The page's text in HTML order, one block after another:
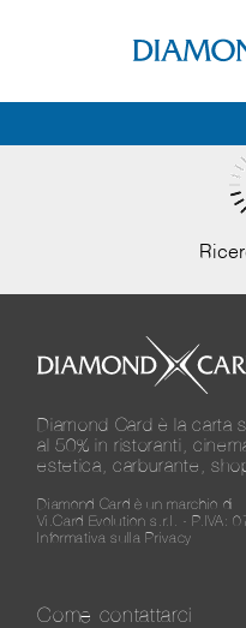
Diamond Card è la carta
al 50% in ristoranti,
estetica, carburante,
Diamond Card è un marchio di
Vi.Card Evolution s.r.l. - P.IVA:
Informativa sulla Privacy
Come contattarci